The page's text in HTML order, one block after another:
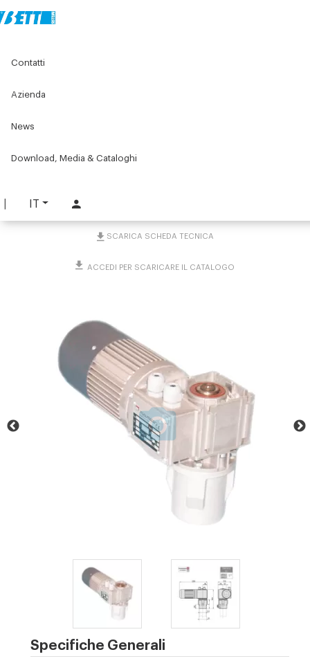
IT
Contatti
Azienda
News
Download, Media & Cataloghi
Posizionatori per etichettatrice
Kit di azionamento Minimotor
Minimotor
SCARICA SCHEDA TECNICA
ACCEDI PER SCARICARE IL CATALOGO
Specifiche Generali